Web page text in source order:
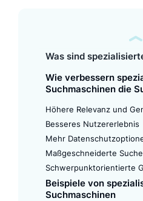
Was sind
Wie verbessern
Suchmaschinen die
Höhere Relevanz und
Besseres Nutzererlebnis
Mehr
Maßgeschneiderte
Schwerpunktorientierte
Beispiele von
Suchmaschinen